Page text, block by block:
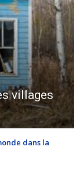
villages
dans la